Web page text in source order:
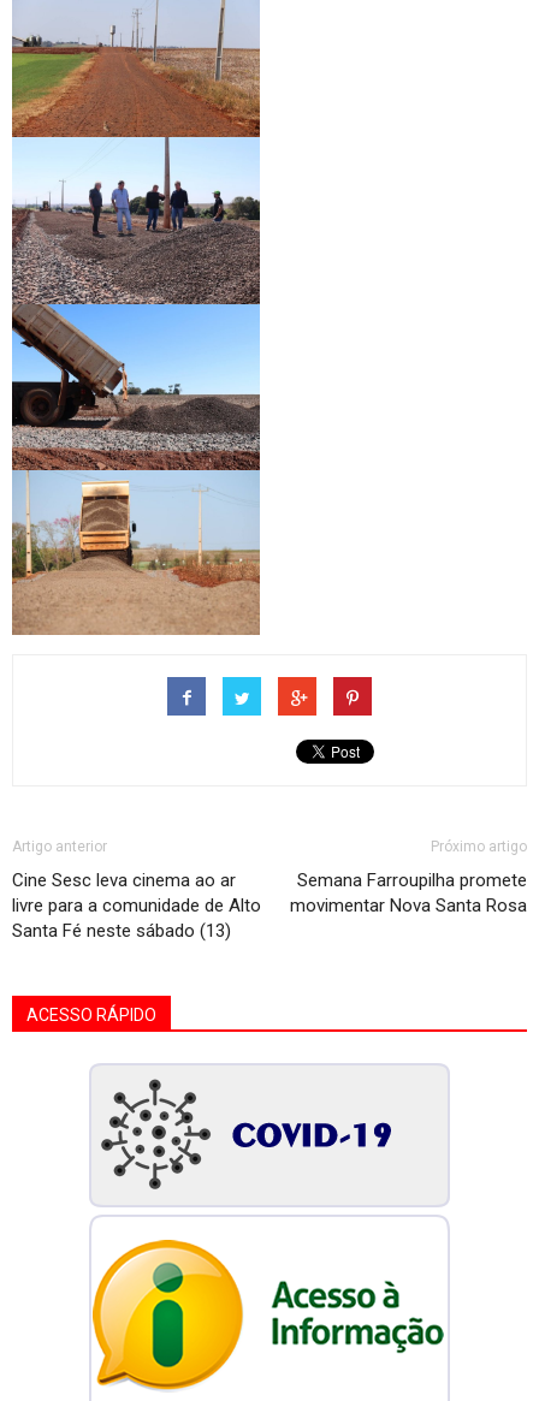
Artigo anterior
Cine Sesc leva cinema ao ar
livre para a comunidade de Alto
Santa Fé neste sábado (13)
Próximo artigo
Semana Farroupilha promete
movimentar Nova Santa Rosa
ACESSO RÁPIDO